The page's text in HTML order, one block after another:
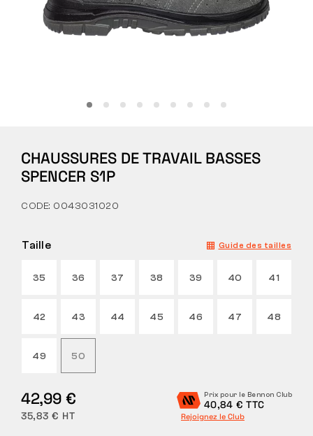
Tactique
À PROPOS DE NOUS
CHAUSSURES DE TRAVAIL BASSES
SPENCER S1P
CODE: 0043031020
Taille Guide des tailles
35 36 37 38 39 40 41
42 43 44 45 46 47 48
49 50
42,99 €
35,83 € HT
Prix pour le Bennon Club
40,84 € TTC
Rejoignez le Club